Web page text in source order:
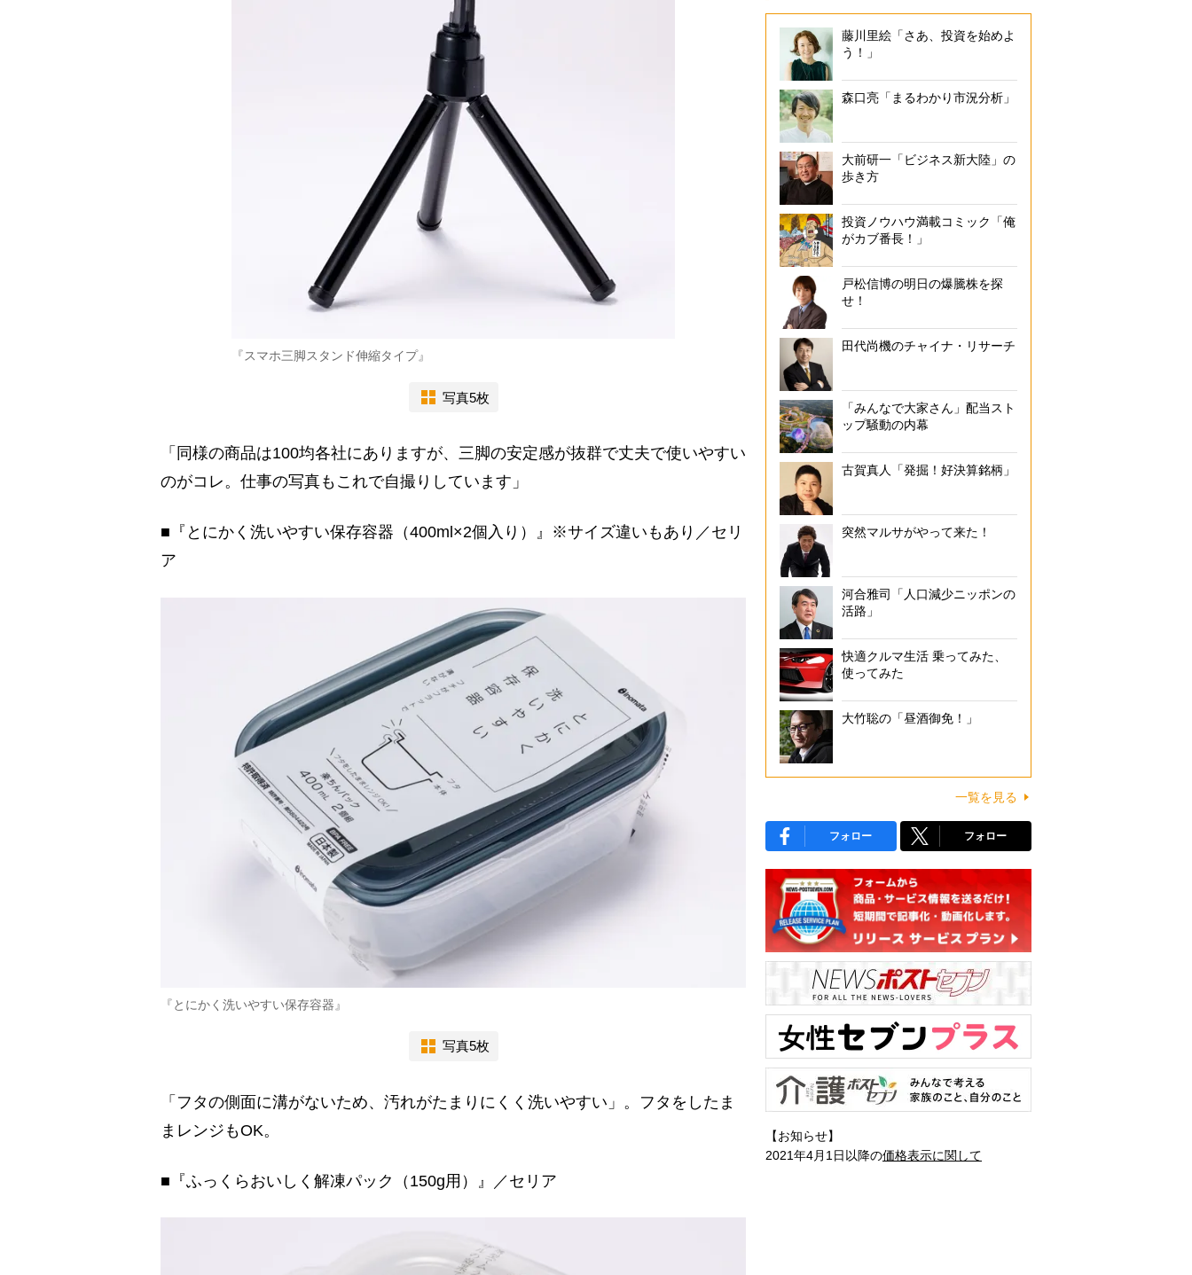
『スマホ三脚スタンド伸縮タイプ』
写真5枚
「同様の商品は100均各社にありますが、三脚の安定感が抜群で丈夫で使いやすい
のがコレ。仕事の写真もこれで自撮りしています」
■『とにかく洗いやすい保存容器（400ml×2個入り）』※サイズ違いもあり／セリ
ア
『とにかく洗いやすい保存容器』
写真5枚
「フタの側面に溝がないため、汚れがたまりにくく洗いやすい」。フタをしたま
まレンジもOK。
■『ふっくらおいしく解凍パック（150g用）』／セリア
藤川里絵「さあ、投資を始めよ
う！」
森口亮「まるわかり市況分析」
大前研一「ビジネス新大陸」の
歩き方
投資ノウハウ満載コミック「俺
がカブ番長！」
戸松信博の明日の爆騰株を探
せ！
田代尚機のチャイナ・リサーチ
「みんなで大家さん」配当スト
ップ騒動の内幕
古賀真人「発掘！好決算銘柄」
突然マルサがやって来た！
河合雅司「人口減少ニッポンの
活路」
快適クルマ生活 乗ってみた、
使ってみた
大竹聡の「昼酒御免！」
一覧を見る
フォロー フォロー
【お知らせ】
2021年4月1日以降の価格表示に関して